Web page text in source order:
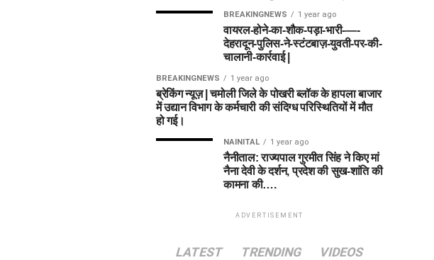
BREAKINGNEWS 1 year ago
वायरल-होने-का-शौक-पड़ा-भारी-—-
देहरादून-पुलिस-ने-स्टंटबाज़-युवती-पर-की-
चालानी-कार्रवाई |
BREAKINGNEWS 1 year ago
ब्रेकिंग न्यूज़ | चमोली जिले के पोखरी ब्लॉक के हापला बाजार
में उद्यान विभाग के कर्मचारी की संदिग्ध परिस्थितियों में मौत
हो गई।
NAINITAL 1 year ago
नैनीताल: राज्यपाल गुरमीत सिंह ने किए मां
नैना देवी के दर्शन, प्रदेश की सुख-शांति की
कामना की….
ADVERTISEMENT
LATEST TRENDING VIDEOS